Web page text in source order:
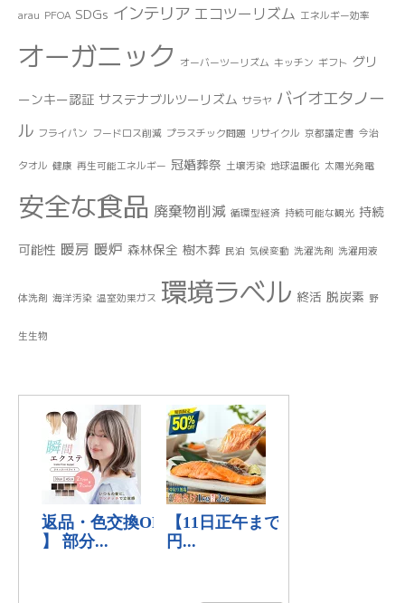
arau PFOA SDGs インテリア エコツーリズム エネルギー効率
オーガニック オーバーツーリズム キッチン ギフト グリ
ーンキー認証 サステナブルツーリズム サラヤ バイオエタノー
ル フライパン フードロス削減 プラスチック問題 リサイクル 京都議定書 今治
タオル 健康 再生可能エネルギー 冠婚葬祭 土壌汚染 地球温暖化 太陽光発電
安全な食品 廃棄物削減 循環型経済 持続可能な観光 持続
可能性 暖房 暖炉 森林保全 樹木葬 民泊 気候変動 洗濯洗剤 洗濯用液
体洗剤 海洋汚染 温室効果ガス 環境ラベル 終活 脱炭素 野
生生物